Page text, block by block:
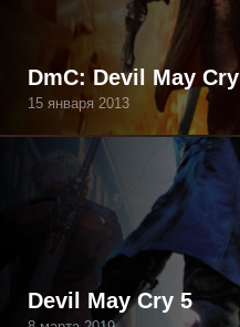
DmC: Devil May Cry
15 января 2013
Devil May Cry 5